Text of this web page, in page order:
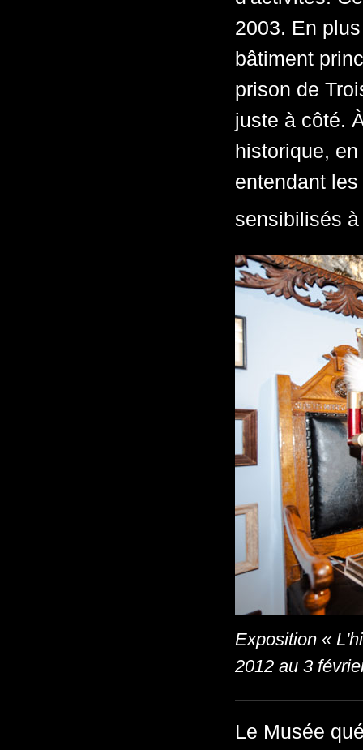
2003. En
bâtiment
prison de
juste à côté.
historique,
entendant
sensibilisés
Exposition «
2012 au 3
Le Musée